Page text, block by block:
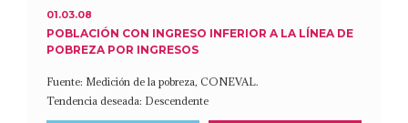
01.03.08
POBLACIÓN CON INGRESO INFERIOR A LA LÍNEA DE
POBREZA POR INGRESOS
Fuente: Medición de la pobreza, CONEVAL.
Tendencia deseada: Descendente